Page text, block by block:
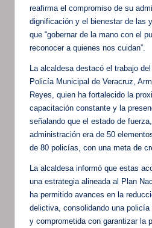
reafirma el compromiso de su
dignificación y el bienestar de las
que “gobernar de la mano con el
reconocer a quienes nos cuidan”.
La alcaldesa destacó el trabajo
Policía Municipal de Veracruz,
Reyes, quien ha fortalecido la
capacitación constante y la
señalando que el estado de
administración era de 50
de 80 policías, con una meta de
La alcaldesa informó que estas
una estrategia alineada al Plan
ha permitido avances en la
delictiva, consolidando una
y comprometida con garantizar la